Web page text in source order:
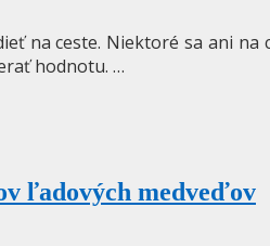
na ceste. Niektoré sa ani na
hodnotu. …
ľadových medveďov